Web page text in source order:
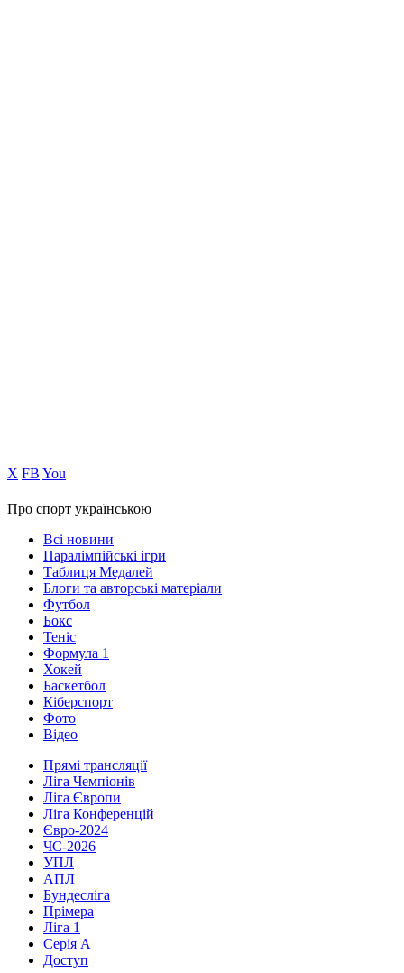
Х FB You
Про спорт українською
Всі новини
Паралімпійські ігри
Таблиця Медалей
Блоги та авторські матеріали
Футбол
Бокс
Теніс
Формула 1
Хокей
Баскетбол
Кіберспорт
Фото
Відео
Прямі трансляції
Ліга Чемпіонів
Ліга Європи
Ліга Конференцій
Євро-2024
ЧС-2026
УПЛ
АПЛ
Бундесліга
Прімера
Ліга 1
Серія А
Доступ